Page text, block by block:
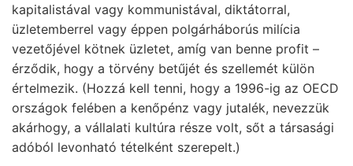
kapitalistával vagy kommunistával, diktátorral,
üzletemberrel vagy éppen polgárháborús milícia
vezetőjével kötnek üzletet, amíg van benne profit –
érződik, hogy a törvény betűjét és szellemét külön
értelmezik. (Hozzá kell tenni, hogy a 1996-ig az OECD
országok felében a kenőpénz vagy jutalék, nevezzük
akárhogy, a vállalati kultúra része volt, sőt a társasági
adóból levonható tételként szerepelt.)